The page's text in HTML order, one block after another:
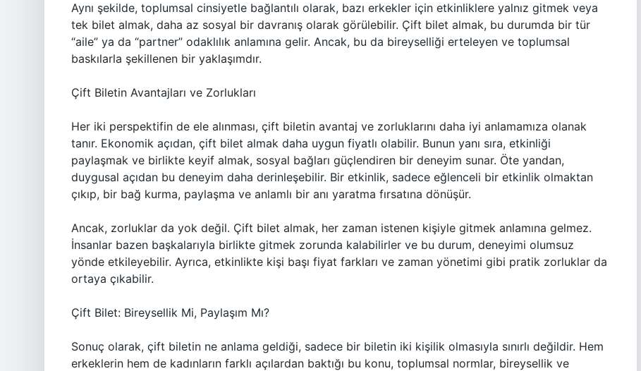
Aynı şekilde, toplumsal cinsiyetle bağlantılı olarak, bazı erkekler için etkinliklere yalnız gitmek veya
tek bilet almak, daha az sosyal bir davranış olarak görülebilir. Çift bilet almak, bu durumda bir tür
“aile” ya da “partner” odaklılık anlamına gelir. Ancak, bu da bireyselliği erteleyen ve toplumsal
baskılarla şekillenen bir yaklaşımdır.
Çift Biletin Avantajları ve Zorlukları
Her iki perspektifin de ele alınması, çift biletin avantaj ve zorluklarını daha iyi anlamamıza olanak
tanır. Ekonomik açıdan, çift bilet almak daha uygun fiyatlı olabilir. Bunun yanı sıra, etkinliği
paylaşmak ve birlikte keyif almak, sosyal bağları güçlendiren bir deneyim sunar. Öte yandan,
duygusal açıdan bu deneyim daha derinleşebilir. Bir etkinlik, sadece eğlenceli bir etkinlik olmaktan
çıkıp, bir bağ kurma, paylaşma ve anlamlı bir anı yaratma fırsatına dönüşür.
Ancak, zorluklar da yok değil. Çift bilet almak, her zaman istenen kişiyle gitmek anlamına gelmez.
İnsanlar bazen başkalarıyla birlikte gitmek zorunda kalabilirler ve bu durum, deneyimi olumsuz
yönde etkileyebilir. Ayrıca, etkinlikte kişi başı fiyat farkları ve zaman yönetimi gibi pratik zorluklar da
ortaya çıkabilir.
Çift Bilet: Bireysellik Mi, Paylaşım Mı?
Sonuç olarak, çift biletin ne anlama geldiği, sadece bir biletin iki kişilik olmasıyla sınırlı değildir. Hem
erkeklerin hem de kadınların farklı açılardan baktığı bu konu, toplumsal normlar, bireysellik ve